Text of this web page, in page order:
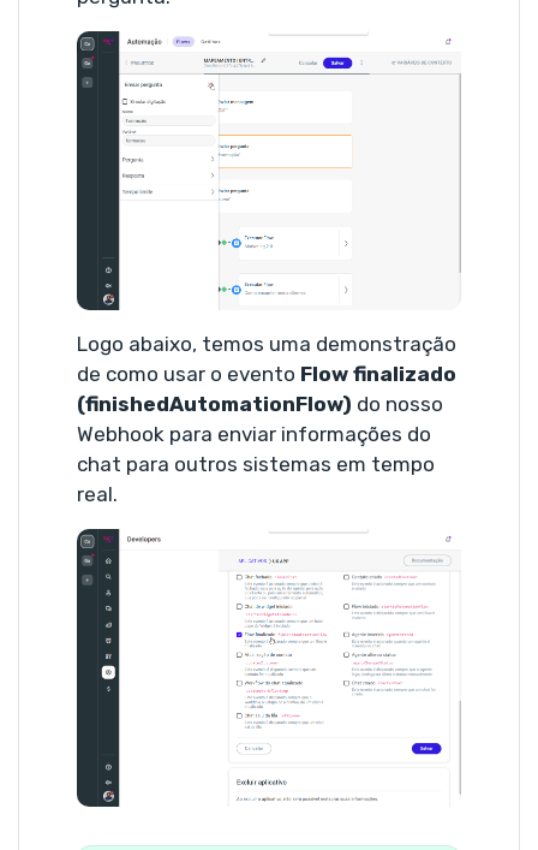
Logo abaixo, temos uma demonstração
de como usar o evento Flow finalizado
(finishedAutomationFlow) do nosso
Webhook para enviar informações do
chat para outros sistemas em tempo
real.